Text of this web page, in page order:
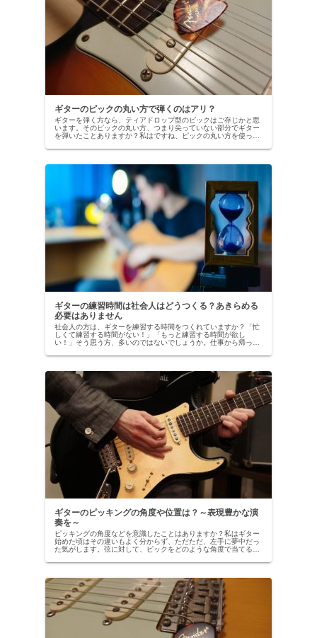
ギターのピックの丸い方で弾くのはアリ？
ギターを弾く方なら、ティアドロップ型のピックはご存じかと思
います。そのピックの丸い方、つまり尖っていない部分でギター
を弾いたことありますか？私はですね、ピックの丸い方を使って
る人が存...
ギターの練習時間は社会人はどうつくる？あきらめる
必要はありません
社会人の方は、ギターを練習する時間をつくれていますか？「忙
しくて練習する時間がない！」「もっと練習する時間が欲し
い！」そう思う方、多いのではないでしょうか。仕事から帰って
いテレビを観...
ギターのピッキングの角度や位置は？～表現豊かな演
奏を～
ピッキングの角度などを意識したことはありますか？私はギター
始めた頃はその違いもよく分からず、ただただ、左手に夢中だっ
た気がします。弦に対して、ピックをどのような角度で当てるか
グル」...